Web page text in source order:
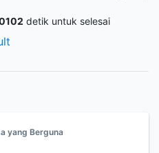
detik untuk selesai
yang Berguna